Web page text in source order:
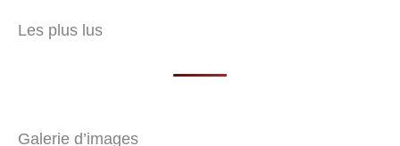
Les plus lus
Galerie d’images